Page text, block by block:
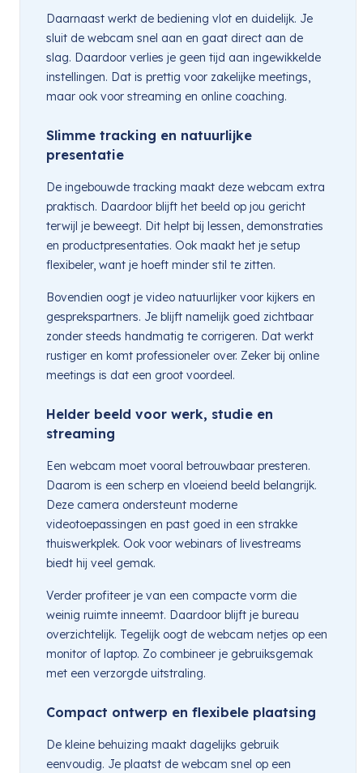
Daarnaast werkt de bediening vlot en duidelijk. Je
sluit de webcam snel aan en gaat direct aan de
slag. Daardoor verlies je geen tijd aan ingewikkelde
instellingen. Dat is prettig voor zakelijke meetings,
maar ook voor streaming en online coaching.
Slimme tracking en natuurlijke
presentatie
De ingebouwde tracking maakt deze webcam extra
praktisch. Daardoor blijft het beeld op jou gericht
terwijl je beweegt. Dit helpt bij lessen, demonstraties
en productpresentaties. Ook maakt het je setup
flexibeler, want je hoeft minder stil te zitten.
Bovendien oogt je video natuurlijker voor kijkers en
gesprekspartners. Je blijft namelijk goed zichtbaar
zonder steeds handmatig te corrigeren. Dat werkt
rustiger en komt professioneler over. Zeker bij online
meetings is dat een groot voordeel.
Helder beeld voor werk, studie en
streaming
Een webcam moet vooral betrouwbaar presteren.
Daarom is een scherp en vloeiend beeld belangrijk.
Deze camera ondersteunt moderne
videotoepassingen en past goed in een strakke
thuiswerkplek. Ook voor webinars of livestreams
biedt hij veel gemak.
Verder profiteer je van een compacte vorm die
weinig ruimte inneemt. Daardoor blijft je bureau
overzichtelijk. Tegelijk oogt de webcam netjes op een
monitor of laptop. Zo combineer je gebruiksgemak
met een verzorgde uitstraling.
Compact ontwerp en flexibele plaatsing
De kleine behuizing maakt dagelijks gebruik
eenvoudig. Je plaatst de webcam snel op een